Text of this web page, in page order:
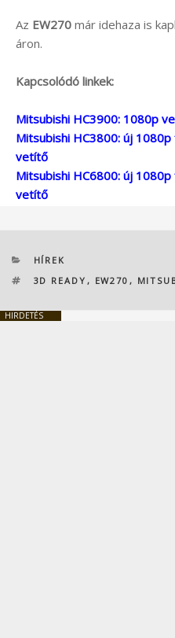
Az EW270 már idehaza is
áron.
Kapcsolódó linkek:
Mitsubishi HC3900: 1080p
Mitsubishi HC3800: új
vetítő
Mitsubishi HC6800: új
vetítő
KATEGÓRIÁK
HÍREK
CÍMKÉK
3D READY , EW270 ,
HIRDETÉS